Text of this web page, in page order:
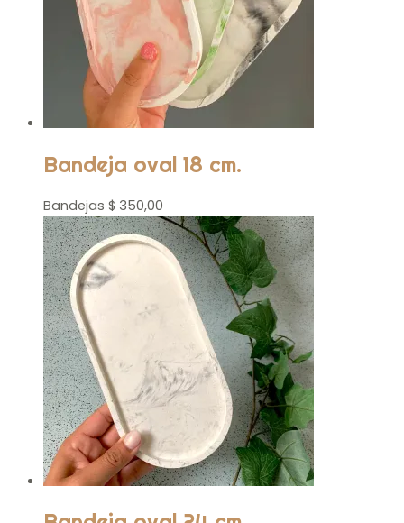
Bandeja oval 18 cm.
Bandejas $ 350,00